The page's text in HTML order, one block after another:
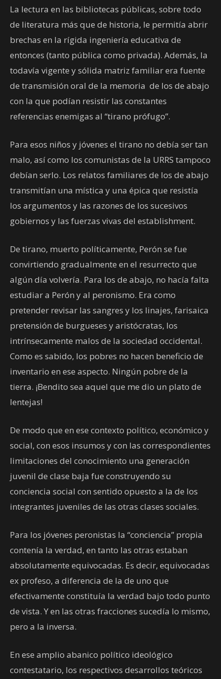
La lectura en las bibliotecas públicas, sobre todo
de literatura más que de historia, le permitía abrir
brechas en la rígida ingeniería educativa de
entonces (tanto pública como privada). Además, la
todavía vigente y sólida matriz familiar era fuente
de transmisión oral de la memoria de los de abajo
con la que podían resistir las constantes
referencias enemigas al “tirano prófugo”.
Para esos niños y jóvenes el tirano no debía ser tan
malo, así como los comunistas de la URRS tampoco
debían serlo. Los relatos familiares de los de abajo
transmitían una mística y una épica que resistía
los argumentos y las razones de los sucesivos
gobiernos y las fuerzas vivas del establishment.
De tirano, muerto políticamente, Perón se fue
convirtiendo gradualmente en el resurrecto que
algún día volvería. Para los de abajo, no hacía falta
estudiar a Perón y al peronismo. Era como
pretender revisar las sangres y los linajes, farisaica
pretensión de burgueses y aristócratas, los
intrínsecamente malos de la sociedad occidental.
Como es sabido, los pobres no hacen beneficio de
inventario en ese aspecto. Ningún pobre de la
tierra. ¡Bendito sea aquel que me dio un plato de
lentejas!
De modo que en ese contexto político, económico y
social, con esos insumos y con las correspondientes
limitaciones del conocimiento una generación
juvenil de clase baja fue construyendo su
conciencia social con sentido opuesto a la de los
integrantes juveniles de las otras clases sociales.
Para los jóvenes peronistas la “conciencia” propia
contenía la verdad, en tanto las otras estaban
absolutamente equivocadas. Es decir, equivocadas
ex profeso, a diferencia de la de uno que
efectivamente constituía la verdad bajo todo punto
de vista. Y en las otras fracciones sucedía lo mismo,
pero a la inversa.
En ese amplio abanico político ideológico
contestatario, los respectivos desarrollos teóricos